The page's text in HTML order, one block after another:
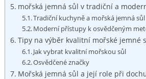
mořská jemná sůl v tradiční a
Tradiční kuchyně a mořská jemná sůl
Moderní přístupy k osvědčeným
Tipy na výběr kvalitní mořské jemné
Jak vybrat kvalitní mořskou sůl
Osvědčené značky
Mořská jemná sůl a její role při